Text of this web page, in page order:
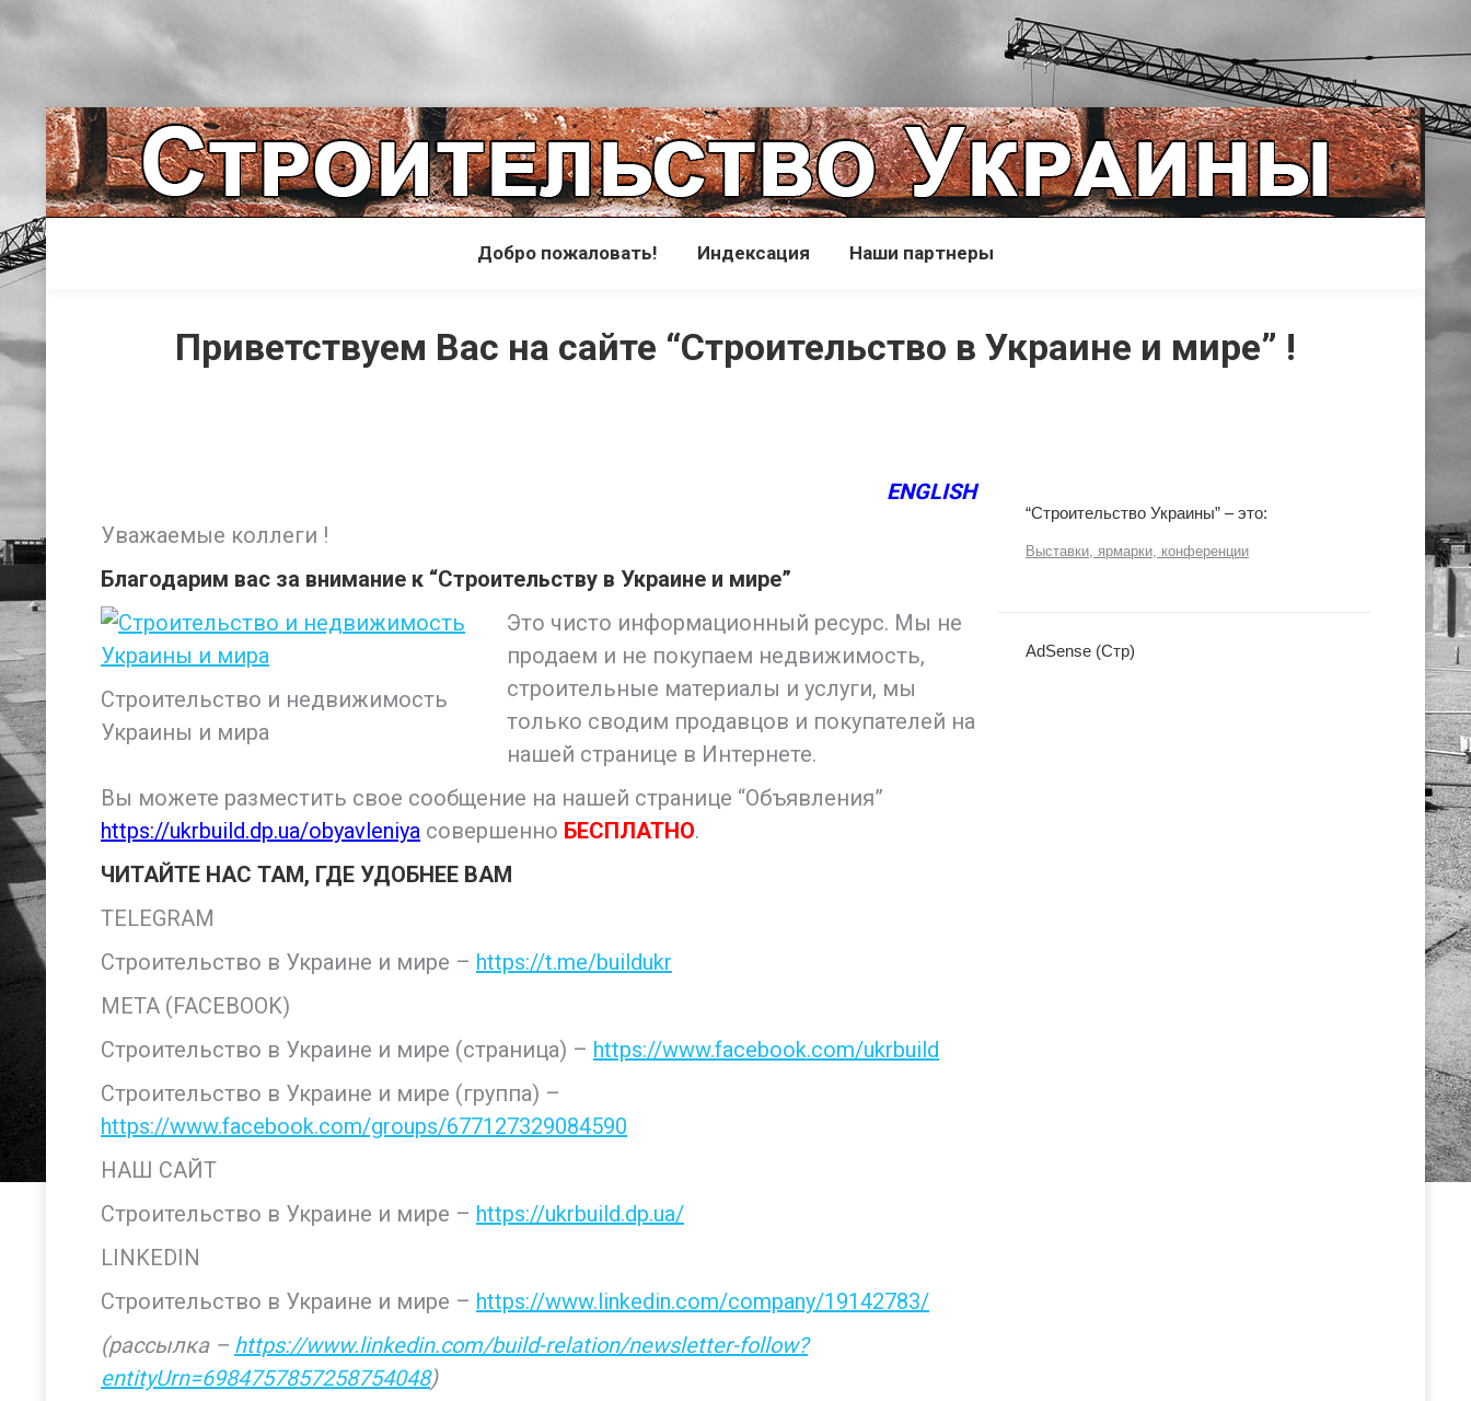
Добро пожаловать! Индексация Наши партнеры
Приветствуем Вас на сайте “Строительство в Украине и мире” !
ENGLISH
Уважаемые коллеги !
Благодарим вас за внимание к “Строительству в Украине и мире”
Строительство и недвижимость
Украины и мира
Это чисто информационный ресурс. Мы не
продаем и не покупаем недвижимость,
строительные материалы и услуги, мы
только сводим продавцов и покупателей на
нашей странице в Интернете.
Вы можете разместить свое сообщение на нашей странице “Объявления”
https://ukrbuild.dp.ua/obyavleniya совершенно БЕСПЛАТНО.
ЧИТАЙТЕ НАС ТАМ, ГДЕ УДОБНЕЕ ВАМ
TELEGRAM
Строительство в Украине и мире – https://t.me/buildukr
META (FACEBOOK)
Строительство в Украине и мире (страница) – https://www.facebook.com/ukrbuild
Строительство в Украине и мире (группа) –
https://www.facebook.com/groups/677127329084590
НАШ САЙТ
Строительство в Украине и мире – https://ukrbuild.dp.ua/
LINKEDIN
Строительство в Украине и мире – https://www.linkedin.com/company/19142783/
(рассылка – https://www.linkedin.com/build-relation/newsletter-follow?
entityUrn=6984757857258754048)
“Строительство Украины” – это:
Выставки, ярмарки, конференции
AdSense (Стр)